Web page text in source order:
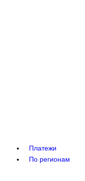
Платежи
По регионам